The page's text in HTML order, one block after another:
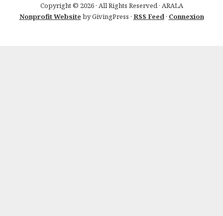
Copyright © 2026 · All Rights Reserved · ARALA
Nonprofit Website by GivingPress · RSS Feed · Connexion